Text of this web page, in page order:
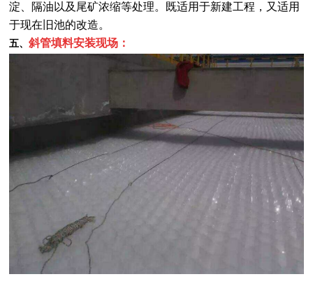
淀、隔油以及尾矿浓缩等处理。既适用于新建工程，又适用
于现在旧池的改造。
五、斜管填料安装现场：